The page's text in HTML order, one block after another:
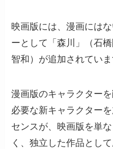
映画版には、漫画には
ーとして「森川」（石
智和）が追加されていま
漫画版のキャラクター
必要な新キャラクター
センスが、映画版を単
く、独立した作品とし